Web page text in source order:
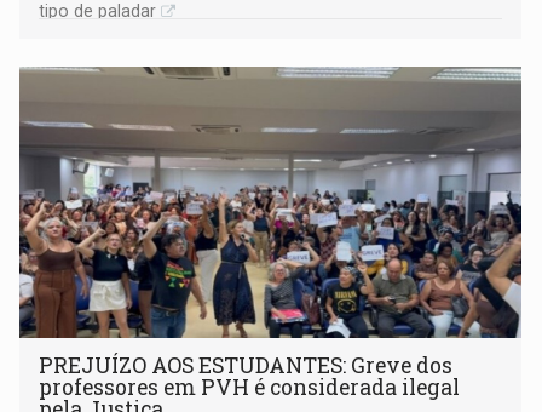
tipo de paladar
PREJUÍZO AOS ESTUDANTES: Greve dos
professores em PVH é considerada ilegal